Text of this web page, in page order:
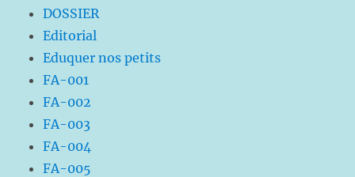
DOSSIER
Editorial
Eduquer nos petits
FA-001
FA-002
FA-003
FA-004
FA-005